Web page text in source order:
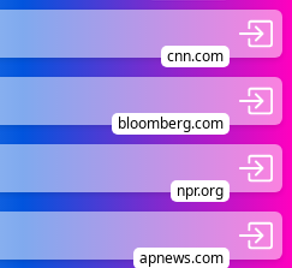
cnn.com
bloomberg.com
npr.org
apnews.com